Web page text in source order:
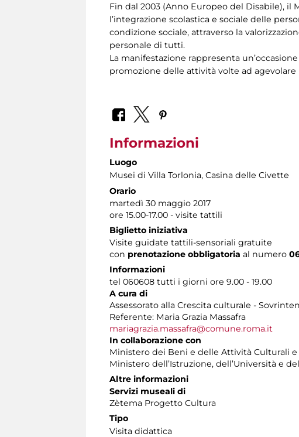
Fin dal 2003 (Anno Europeo del Disabile),
l’integrazione scolastica e sociale delle
condizione sociale, attraverso la
personale di tutti.
La manifestazione rappresenta
promozione delle attività volte ad
Informazioni
Luogo
Musei di Villa Torlonia, Casina delle Civette
Orario
martedì 30 maggio 2017
ore 15.00-17.00 - visite tattili
Biglietto iniziativa
Visite guidate tattili-sensoriali gratuite
con prenotazione obbligatoria al numero
Informazioni
tel 060608 tutti i giorni ore 9.00 - 19.00
A cura di
Assessorato alla Crescita culturale -
Referente: Maria Grazia Massafra
mariagrazia.massafra@comune.roma.it
In collaborazione con
Ministero dei Beni e delle Attività Culturali
Ministero dell’Istruzione, dell’Università e
Altre informazioni
Servizi museali di
Zètema Progetto Cultura
Tipo
Visita didattica